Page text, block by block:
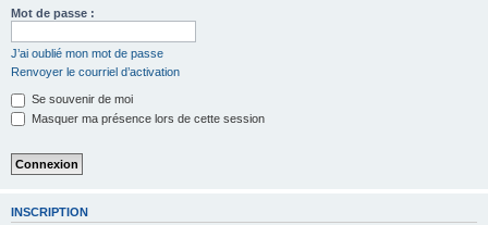
Mot de passe :
J’ai oublié mon mot de passe
Renvoyer le courriel d’activation
Se souvenir de moi
Masquer ma présence lors de cette session
INSCRIPTION